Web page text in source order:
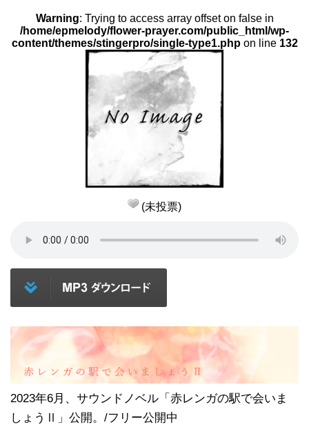
Warning: Trying to access array offset on false in
/home/epmelody/flower-prayer.com/public_html/wp-
content/themes/stingerpro/single-type1.phpon line 132
(未投票)
2023年6月、サウンドノベル「赤レンガの駅で会いま
しょうⅡ」公開。/フリー公開中